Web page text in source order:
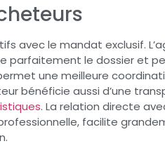
avec le mandat exclusif.
parfaitement le dossier et
une meilleure
bénéficie aussi d’une
. La relation directe
facilite